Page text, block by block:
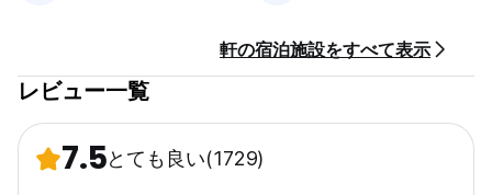
備えた広々とした客室で、多くのアドバイスを提供して、皆様を
温かく歓迎いたします。
私たちはゲストのことが好きで、彼らに明確に伝えたいと思って
- 無料リネン
軒の宿泊施設をすべて表示
レビュー一覧
7.5とても良い(1729)